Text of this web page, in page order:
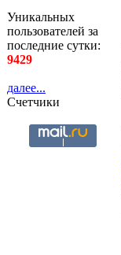
Уникальных
пользователей за
последние сутки:
9429
далее...
Счетчики